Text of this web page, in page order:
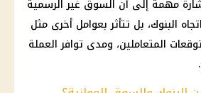
مهمة إلى أن السوق غير الرسمية
البنوك، بل تتأثر بعوامل أخرى مثل
المتعاملين، ومدى توافر العملة